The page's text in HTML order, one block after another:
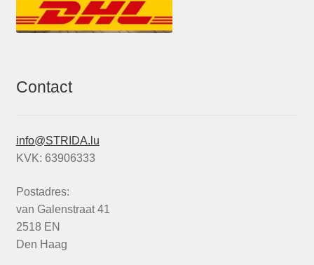
Contact
info@STRIDA.lu
KVK: 63906333
Postadres:
van Galenstraat 41
2518 EN
Den Haag